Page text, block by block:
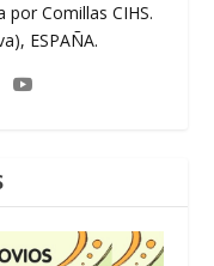
por Comillas CIHS.
ESPAÑA.